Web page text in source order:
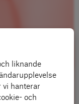
liknande
vi hanterar
och